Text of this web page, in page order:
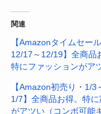
（セー
加」→セール開始
関連
【Amazonタイムセール
12/17～12/19】全商品
特にファッションがア
【Amazon初売り・1/3
1/7】全商品お得。特に
がアツい（コンボ可能